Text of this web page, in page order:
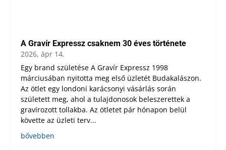
A Gravír Expressz csaknem 30 éves története
2026, ápr 14.
Egy brand születése A Gravír Expressz 1998
márciusában nyitotta meg első üzletét Budakalászon.
Az ötlet egy londoni karácsonyi vásárlás során
született meg, ahol a tulajdonosok beleszerettek a
gravírozott tollakba. Az ötletet pár hónapon belül
követte az üzleti terv...
bővebben